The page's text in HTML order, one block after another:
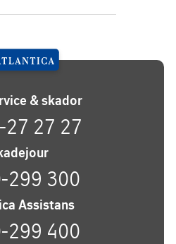
& skador
27 27 27
299 300
Assistans
299 400